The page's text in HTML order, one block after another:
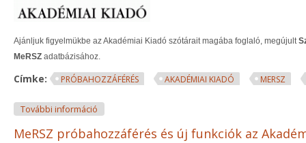
Ajánljuk figyelmükbe az Akadémiai Kiadó szótárait magába foglaló, megújult
MeRSZ adatbázisához.
Címke: PRÓBAHOZZÁFÉRÉS AKADÉMIAI KIADÓ MERSZ
További információ
MeRSZ próbahozzáférés és új funkciók az